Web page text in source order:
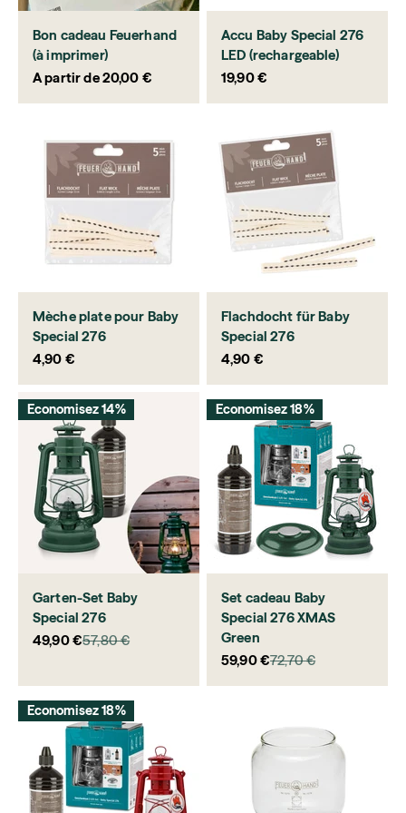
Bon cadeau Feuerhand
(à imprimer)
Prix de vente
A partir de 20,00 €
Accu Baby Special 276
LED (rechargeable)
Prix de vente
19,90 €
Mèche plate pour Baby
Special 276
Prix de vente
4,90 €
Flachdocht für Baby
Special 276
Prix de vente
4,90 €
Economisez 14%
Garten-Set Baby
Special 276
Prix de vente
49,90 €Prix normal
57,80 €
Economisez 18%
Set cadeau Baby
Special 276 XMAS
Green
Prix de vente
59,90 €Prix normal
72,70 €
Economisez 18%